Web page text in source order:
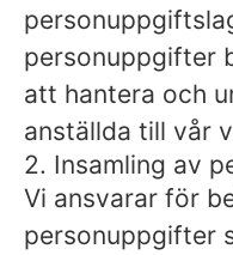
personuppgifter
att hantera och
anställda till vår
2. Insamling av
Vi ansvarar för
personuppgifter